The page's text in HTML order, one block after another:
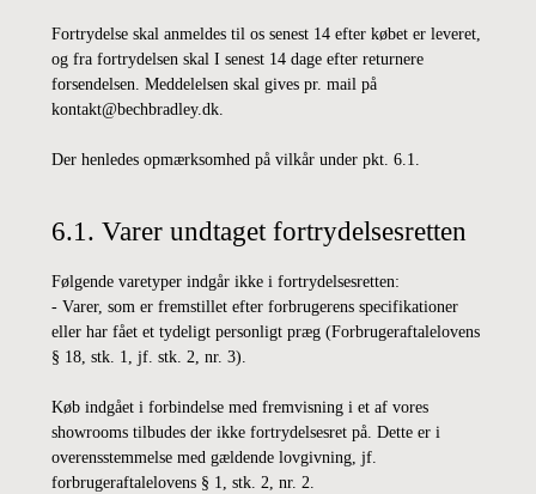
Fortrydelse skal anmeldes til os senest 14 efter købet er leveret,
og fra fortrydelsen skal I senest 14 dage efter returnere
forsendelsen. Meddelelsen skal gives pr. mail på
kontakt@bechbradley.dk.
Der henledes opmærksomhed på vilkår under pkt. 6.1.
6.1. Varer undtaget fortrydelsesretten
Følgende varetyper indgår ikke i fortrydelsesretten:
- Varer, som er fremstillet efter forbrugerens specifikationer
eller har fået et tydeligt personligt præg (Forbrugeraftalelovens
§ 18, stk. 1, jf. stk. 2, nr. 3).
Køb indgået i forbindelse med fremvisning i et af vores
showrooms tilbudes der ikke fortrydelsesret på. Dette er i
overensstemmelse med gældende lovgivning, jf.
forbrugeraftalelovens § 1, stk. 2, nr. 2.